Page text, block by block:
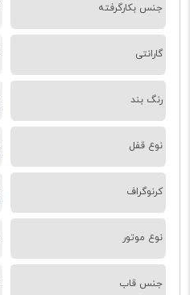
جنس بکارگرفته
گارانتی
رنگ بند
نوع قفل
کرنوگراف
نوع موتور
جنس قاب